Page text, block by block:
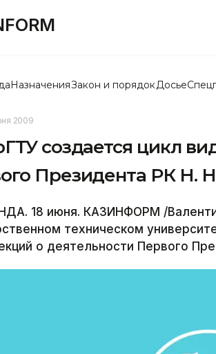
НазначенияЗакон и порядок Досье
2009
создается цикл
Президента РК Н.
18 июня. КАЗИНФОРМ /
техническом
о деятельности Первого